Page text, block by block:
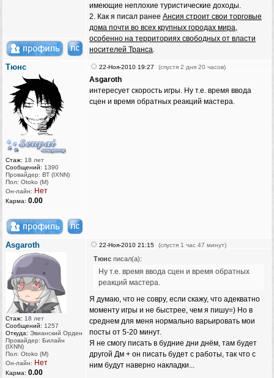
имеющие неплохие туристические доходы.
2. Как я писал ранее Ансия строит свои торговые
дома почти во всех крупных городах мира,
особенно на территориях свободных от власти
носителей Транса.
Тюнс
Стаж: 18 лет
Сообщений: 1390
Провайдер: ВТ (IXNN)
Пол: Otoko (M)
Он-лайн: Нет
Карма: 0.00
22-Ноя-2010 19:27 (спустя 2 дня 20 часов)
Asgaroth
интересует скорость игры. Ну т.е. время ввода
сцен и время обратных реакций мастера.
Asgaroth
Стаж: 18 лет
Сообщений: 1257
Откуда: Эвианский Орден
Провайдер: Билайн
(IXNN)
Пол: Otoko (M)
Он-лайн: Нет
Карма: 0.00
22-Ноя-2010 21:15 (спустя 1 час 47 минут)
Тюнс писал(а):
Ну т.е. время ввода сцен и время обратных
реакций мастера.
Я думаю, что не совру, если скажу, что адекватно
моменту игры и не быстрее, чем я пишу=) Но в
среднем для меня нормально варьировать мои
посты от 5-20 минут.
Я не смогу писать в будние дни днём, там будет
другой Дм + он писать будет с работы, так что с
ним будут наверно накладки...